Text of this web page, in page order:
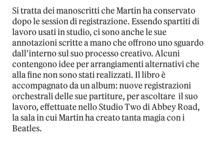
Si tratta dei manoscritti che Martin ha conservato
dopo le session di registrazione. Essendo spartiti di
lavoro usati in studio, ci sono anche le sue
annotazioni scritte a mano che offrono uno sguardo
dall’interno sul suo processo creativo. Alcuni
contengono idee per arrangiamenti alternativi che
alla fine non sono stati realizzati. Il libro è
accompagnato da un album: nuove registrazioni
orchestrali delle sue partiture, per ascoltare il suo
lavoro, effettuate nello Studio Two di Abbey Road,
la sala in cui Martin ha creato tanta magia con i
Beatles.